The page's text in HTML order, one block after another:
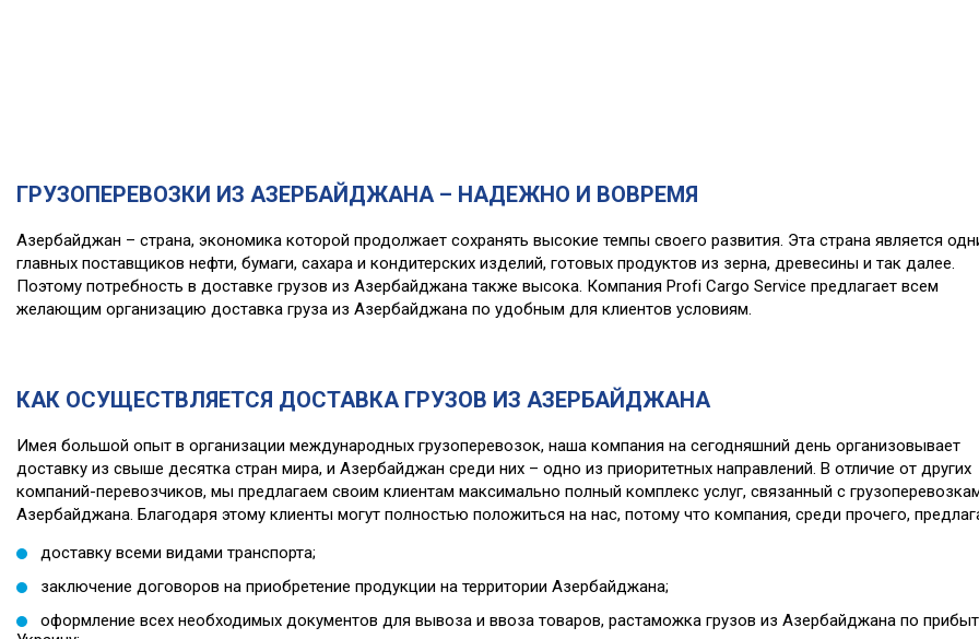
ГРУЗОПЕРЕВОЗКИ ИЗ АЗЕРБАЙДЖАНА – НАДЕЖНО И ВОВРЕМЯ
Азербайджан – страна, экономика которой продолжает сохранять высокие темпы своего развития. Эта страна является
главных поставщиков нефти, бумаги, сахара и кондитерских изделий, готовых продуктов из зерна, древесины и так далее.
Поэтому потребность в доставке грузов из Азербайджана также высока. Компания Profi Cargo Service предлагает всем
желающим организацию доставка груза из Азербайджана по удобным для клиентов условиям.
КАК ОСУЩЕСТВЛЯЕТСЯ ДОСТАВКА ГРУЗОВ ИЗ АЗЕРБАЙДЖАНА
Имея большой опыт в организации международных грузоперевозок, наша компания на сегодняшний день организовывает
доставку из свыше десятка стран мира, и Азербайджан среди них – одно из приоритетных направлений. В отличие от других
компаний-перевозчиков, мы предлагаем своим клиентам максимально полный комплекс услуг, связанный с
Азербайджана. Благодаря этому клиенты могут полностью положиться на нас, потому что компания, среди прочего,
доставку всеми видами транспорта;
заключение договоров на приобретение продукции на территории Азербайджана;
оформление всех необходимых документов для вывоза и ввоза товаров, растаможка грузов из Азербайджана по